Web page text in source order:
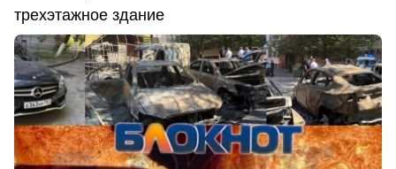
трехэтажное здание